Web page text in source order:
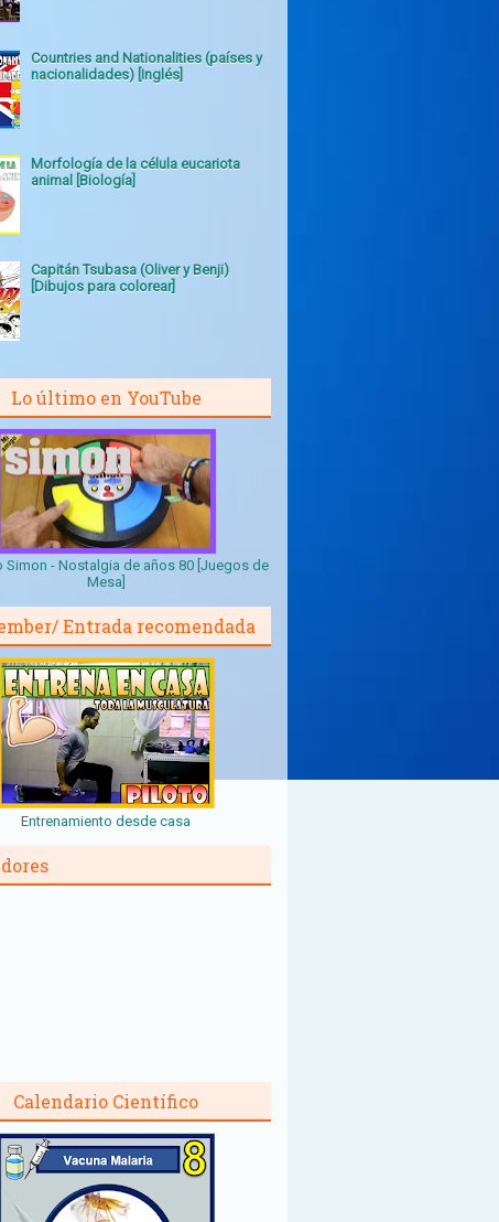
Countries and Nationalities (países y
nacionalidades) [Inglés]
Morfología de la célula eucariota
animal [Biología]
Capitán Tsubasa (Oliver y Benji)
[Dibujos para colorear]
Lo último en YouTube
Simon - Nostalgia de años 80 [Juegos de
Mesa]
Entrada recomendada
Entrenamiento desde casa
Calendario Científico